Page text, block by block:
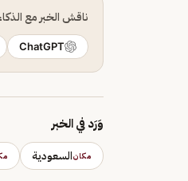
ناقش الخبر مع
ChatGPT
وَرَد في الخبر
مكانالسعودية